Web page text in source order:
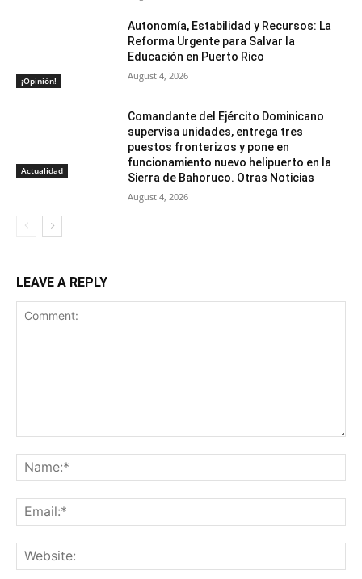
¡Opinión!
Autonomía, Estabilidad y Recursos: La
Reforma Urgente para Salvar la
Educación en Puerto Rico
August 4, 2026
Actualidad
Comandante del Ejército Dominicano
supervisa unidades, entrega tres
puestos fronterizos y pone en
funcionamiento nuevo helipuerto en la
Sierra de Bahoruco. Otras Noticias
August 4, 2026
LEAVE A REPLY